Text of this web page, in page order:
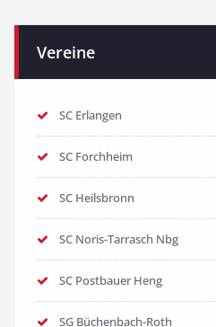
Vereine
SC Erlangen
SC Forchheim
SC Heilsbronn
SC Noris-Tarrasch Nbg
SC Postbauer Heng
SG Büchenbach-Roth